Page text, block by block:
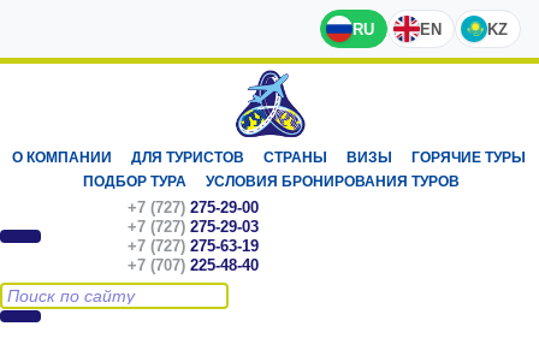
RU EN KZ
О КОМПАНИИ ДЛЯ ТУРИСТОВ СТРАНЫ ВИЗЫ
ГОРЯЧИЕ ТУРЫ
ПОДБОР ТУРА
УСЛОВИЯ БРОНИРОВАНИЯ ТУРОВ
+7 (727) 275-29-00
+7 (727) 275-29-03
+7 (727) 275-63-19
+7 (707) 225-48-40